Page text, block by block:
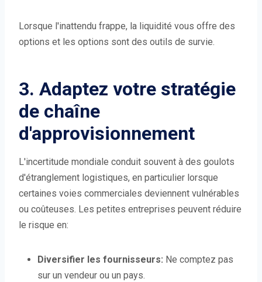
Lorsque l'inattendu frappe, la liquidité vous offre des
options et les options sont des outils de survie.
3. Adaptez votre stratégie
de chaîne
d'approvisionnement
L'incertitude mondiale conduit souvent à des goulots
d'étranglement logistiques, en particulier lorsque
certaines voies commerciales deviennent vulnérables
ou coûteuses. Les petites entreprises peuvent réduire
le risque en:
Diversifier les fournisseurs: Ne comptez pas
sur un vendeur ou un pays.